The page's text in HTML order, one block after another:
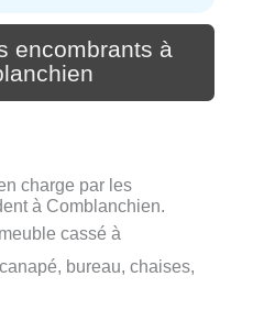
encombrants à
charge par les
à Comblanchien.
cassé à
bureau, chaises,